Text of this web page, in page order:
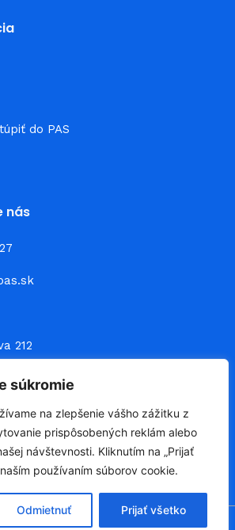
súkromie
na zlepšenie vášho zážitku z
prispôsobených reklám alebo
návštevnosti. Kliknutím na „Prijať
používaním súborov cookie.
Odmietnuť Prijať všetko
do PAS
nás
212
s nami
© 2026, Podnikateľská aliancia